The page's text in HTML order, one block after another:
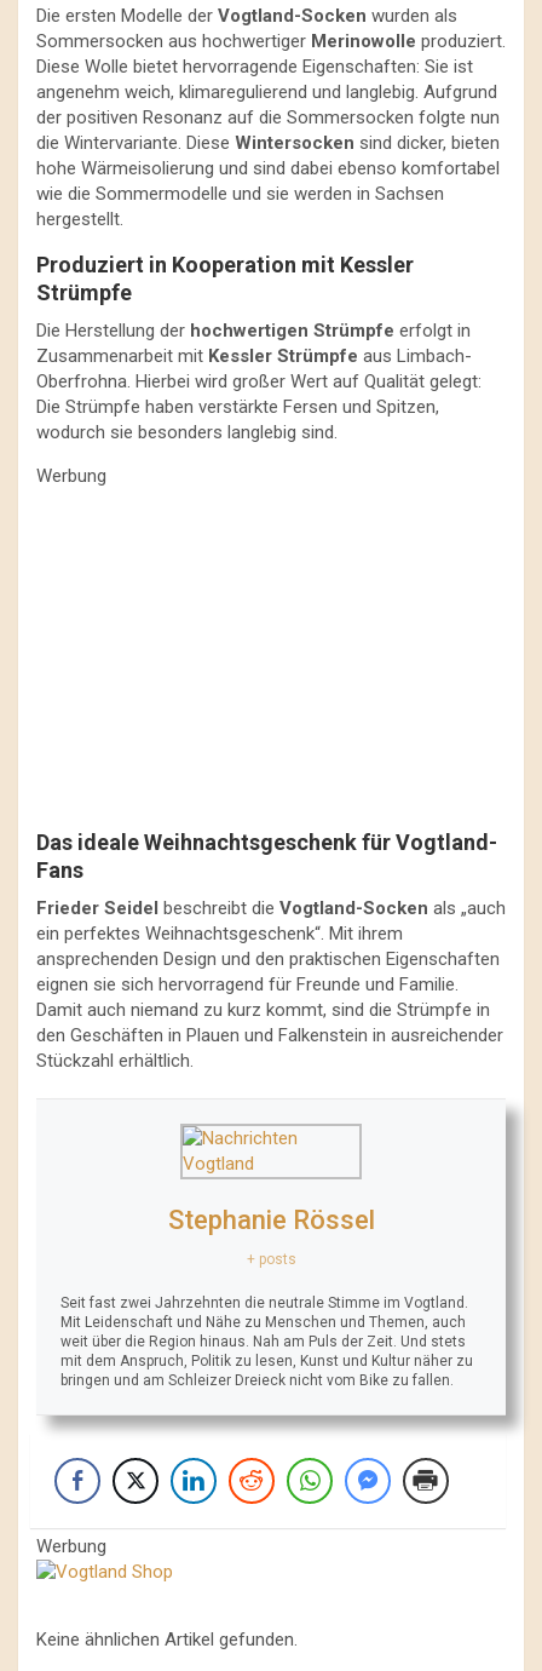
Die ersten Modelle der Vogtland-Socken wurden als
Sommersocken aus hochwertiger Merinowolle produziert.
Diese Wolle bietet hervorragende Eigenschaften: Sie ist
angenehm weich, klimaregulierend und langlebig. Aufgrund
der positiven Resonanz auf die Sommersocken folgte nun
die Wintervariante. Diese Wintersocken sind dicker, bieten
hohe Wärmeisolierung und sind dabei ebenso komfortabel
wie die Sommermodelle und sie werden in Sachsen
hergestellt.
Produziert in Kooperation mit Kessler
Strümpfe
Die Herstellung der hochwertigen Strümpfe erfolgt in
Zusammenarbeit mit Kessler Strümpfe aus Limbach-
Oberfrohna. Hierbei wird großer Wert auf Qualität gelegt:
Die Strümpfe haben verstärkte Fersen und Spitzen,
wodurch sie besonders langlebig sind.
Werbung
Das ideale Weihnachtsgeschenk für Vogtland-
Fans
Frieder Seidel beschreibt die Vogtland-Socken als „auch
ein perfektes Weihnachtsgeschenk“. Mit ihrem
ansprechenden Design und den praktischen Eigenschaften
eignen sie sich hervorragend für Freunde und Familie.
Damit auch niemand zu kurz kommt, sind die Strümpfe in
den Geschäften in Plauen und Falkenstein in ausreichender
Stückzahl erhältlich.
Stephanie Rössel
+ posts
Seit fast zwei Jahrzehnten die neutrale Stimme im Vogtland.
Mit Leidenschaft und Nähe zu Menschen und Themen, auch
weit über die Region hinaus. Nah am Puls der Zeit. Und stets
mit dem Anspruch, Politik zu lesen, Kunst und Kultur näher zu
bringen und am Schleizer Dreieck nicht vom Bike zu fallen.
Werbung
Keine ähnlichen Artikel gefunden.